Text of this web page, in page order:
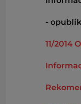
-
11/2014